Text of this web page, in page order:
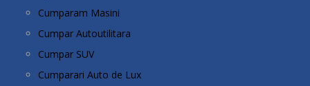
Cumparam Masini
Cumpar Autoutilitara
Cumpar SUV
Cumparari Auto de Lux